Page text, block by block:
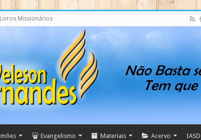
Livros Missionários
Evangelismo Materiais Acervo IASD